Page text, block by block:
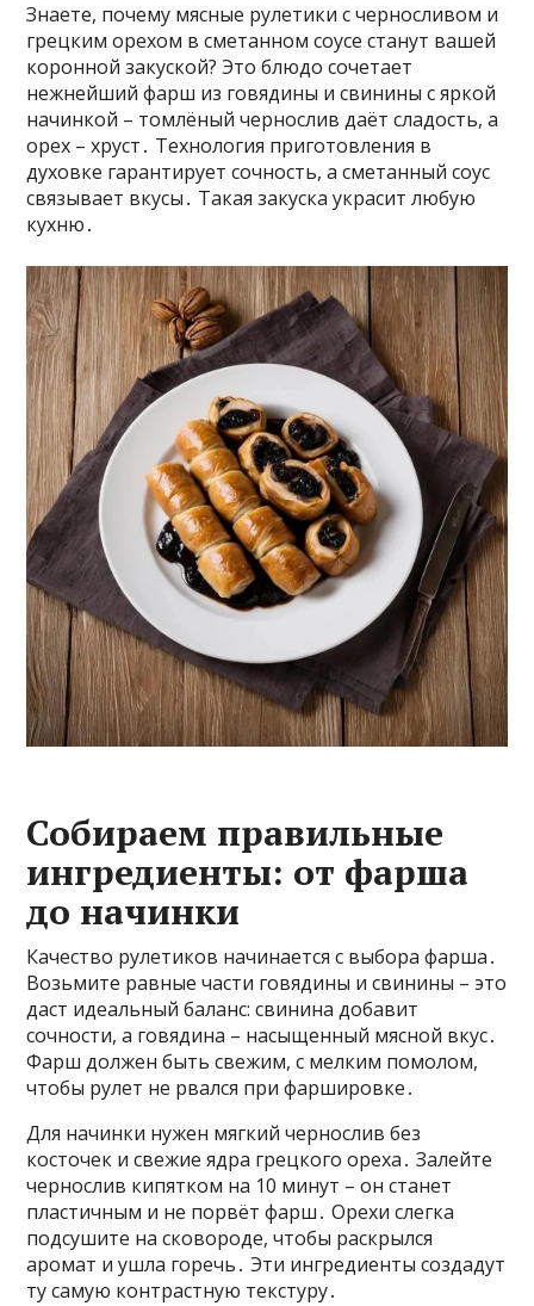
Знаете, почему мясные рулетики с черносливом и
грецким орехом в сметанном соусе станут вашей
коронной закуской? Это блюдо сочетает
нежнейший фарш из говядины и свинины с яркой
начинкой – томлёный чернослив даёт сладость, а
орех – хруст․ Технология приготовления в
духовке гарантирует сочность, а сметанный соус
связывает вкусы․ Такая закуска украсит любую
кухню․
Собираем правильные
ингредиенты: от фарша
до начинки
Качество рулетиков начинается с выбора фарша․
Возьмите равные части говядины и свинины – это
даст идеальный баланс: свинина добавит
сочности, а говядина – насыщенный мясной вкус․
Фарш должен быть свежим, с мелким помолом,
чтобы рулет не рвался при фаршировке․
Для начинки нужен мягкий чернослив без
косточек и свежие ядра грецкого ореха․ Залейте
чернослив кипятком на 10 минут – он станет
пластичным и не порвёт фарш․ Орехи слегка
подсушите на сковороде, чтобы раскрылся
аромат и ушла горечь․ Эти ингредиенты создадут
ту самую контрастную текстуру․